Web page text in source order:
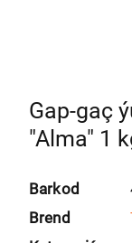
Gap-gaç
"Alma" 1
Barkod
Brend